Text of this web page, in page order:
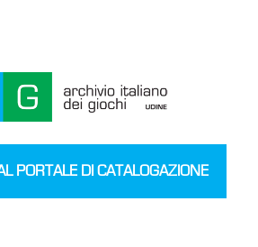
PORTALE DI CATALOGAZIONE